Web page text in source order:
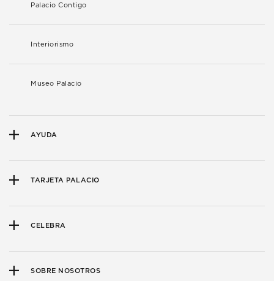
Palacio Contigo
Interiorismo
Museo Palacio
AYUDA
TARJETA PALACIO
CELEBRA
SOBRE NOSOTROS